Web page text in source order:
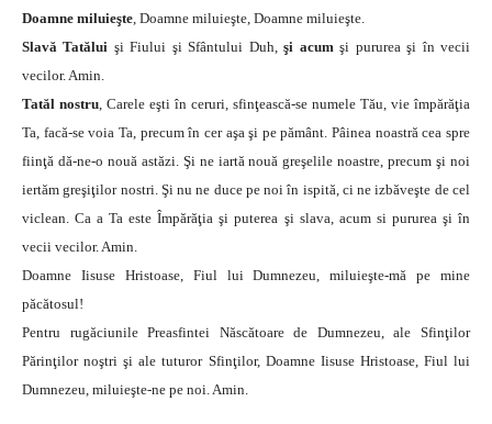
Doamne miluieşte, Doamne miluieşte, Doamne miluieşte.
Slavă Tatălui şi Fiului şi Sfântului Duh,şi acumşi pururea şi în vecii
vecilor. Amin.
Tatăl nostru, Carele eşti în ceruri, sfinţească-se numele Tău, vie împărăţia
Ta, facă-se voia Ta, precum în cer aşa şi pe pământ. Pâinea noastră cea spre
fiinţă dă-ne-o nouă astăzi. Şi ne iartă nouă greşelile noastre, precum şi noi
iertăm greşiţilor nostri. Şi nu ne duce pe noi în ispită, ci ne izbăveşte de cel
viclean. Ca a Ta este Împărăţia şi puterea şi slava, acum si pururea şi în
vecii vecilor. Amin.
Doamne Iisuse Hristoase, Fiul lui Dumnezeu, miluieşte-mă pe mine
păcătosul!
Pentru rugăciunile Preasfintei Născătoare de Dumnezeu, ale Sfinţilor
Părinţilor noştri şi ale tuturor Sfinţilor, Doamne Iisuse Hristoase, Fiul lui
Dumnezeu, miluieşte-ne pe noi. Amin.